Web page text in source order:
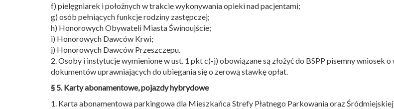
f) pielęgniarek i położnych w trakcie wykonywania opieki nad pacjentami;
g) osób pełniących funkcje rodziny zastępczej;
h) Honorowych Obywateli Miasta Świnoujście;
i) Honorowych Dawców Krwi;
j) Honorowych Dawców Przeszczepu.
2. Osoby i instytucje wymienione w ust. 1 pkt c)-j) obowiązane są złożyć do BSPP pisemny wniosek
dokumentów uprawniających do ubiegania się o zerową stawkę opłat.
§ 5. Karty abonamentowe, pojazdy hybrydowe
1. Karta abonamentowa parkingowa dla Mieszkańca Strefy Płatnego Parkowania oraz